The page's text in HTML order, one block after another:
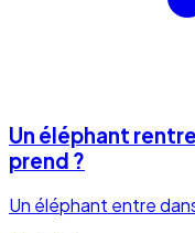
Un éléphant
prend ?
Un éléphant entre